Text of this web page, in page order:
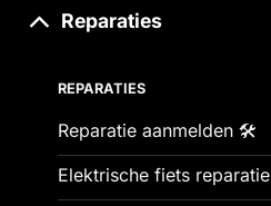
Reparaties
REPARATIES
Reparatie aanmelden 🛠️
Elektrische fiets reparatie